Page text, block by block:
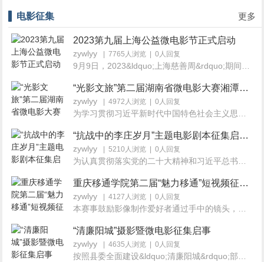
电影征集 更多
2023第九届上海公益微电影节正式启动
zywlyy | 7765人浏览 | 0人回复
9月9日，2023&ldquo;上海慈善周&rdquo;期间，第九届上海公...
“光影文旅”第二届湖南省微电影大赛湘潭市作品征集正在进行中
zywlyy | 4972人浏览 | 0人回复
为学习贯彻习近平新时代中国特色社会主义思想，深入贯彻...
“抗战中的李庄岁月”主题电影剧本征集启事总奖金100万
zywlyy | 5210人浏览 | 0人回复
为认真贯彻落实党的二十大精神和习近平总书记来川来宜...
重庆移通学院第二届“魅力移通”短视频征集大赛
zywlyy | 4127人浏览 | 0人回复
本赛事鼓励影像制作爱好者通过手中的镜头，记录生活、讲...
“清廉阳城”摄影暨微电影征集启事
zywlyy | 4635人浏览 | 0人回复
按照县委全面建设&ldquo;清廉阳城&rdquo;部署要求，县纪...